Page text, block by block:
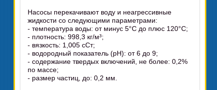
Насосы перекачивают воду и неагрессивные
жидкости со следующими параметрами:
- температура воды: от минус 5°C до плюс 120°C;
- плотность: 998,3 кг/м³;
- вязкость: 1,005 сСт;
- водородный показатель (pH): от 6 до 9;
- содержание твердых включений, не более: 0,2%
по массе;
- размер частиц, до: 0,2 мм.